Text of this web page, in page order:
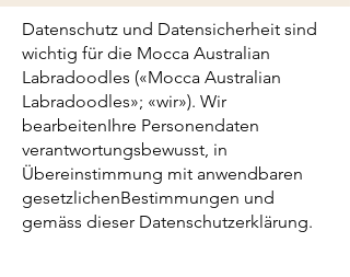
Datenschutz und Datensicherheit sind
wichtig für die Mocca Australian
Labradoodles («Mocca Australian
Labradoodles»; «wir»). Wir
bearbeitenIhre Personendaten
verantwortungsbewusst, in
Übereinstimmung mit anwendbaren
gesetzlichenBestimmungen und
gemäss dieser Datenschutzerklärung.